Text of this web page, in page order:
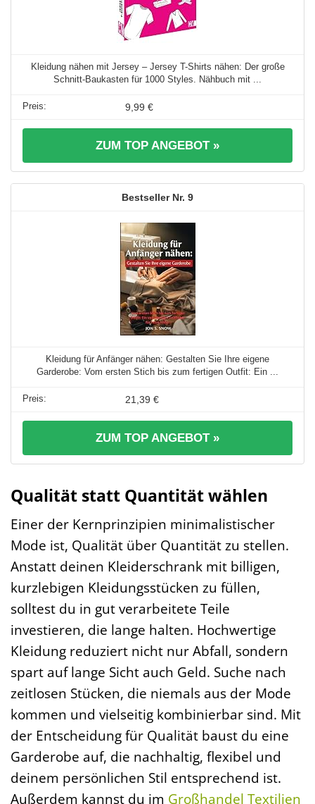
Kleidung nähen mit Jersey – Jersey T-Shirts nähen: Der große
Schnitt-Baukasten für 1000 Styles. Nähbuch mit ...
9,99 €
ZUM TOP ANGEBOT »
9
Kleidung für Anfänger nähen: Gestalten Sie Ihre eigene
Garderobe: Vom ersten Stich bis zum fertigen Outfit: Ein ...
21,39 €
ZUM TOP ANGEBOT »
Qualität statt Quantität wählen
Einer der Kernprinzipien minimalistischer
Mode ist, Qualität über Quantität zu stellen.
Anstatt deinen Kleiderschrank mit billigen,
kurzlebigen Kleidungsstücken zu füllen,
solltest du in gut verarbeitete Teile
investieren, die lange halten. Hochwertige
Kleidung reduziert nicht nur Abfall, sondern
spart auf lange Sicht auch Geld. Suche nach
zeitlosen Stücken, die niemals aus der Mode
kommen und vielseitig kombinierbar sind. Mit
der Entscheidung für Qualität baust du eine
Garderobe auf, die nachhaltig, flexibel und
deinem persönlichen Stil entsprechend ist.
Außerdem kannst du im Großhandel Textilien